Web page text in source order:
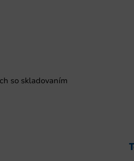
so skladovaním